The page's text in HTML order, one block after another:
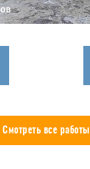
Смотреть все работы